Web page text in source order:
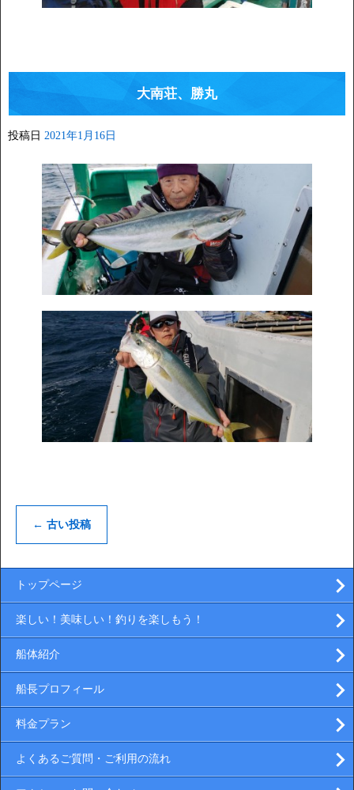
大南荘、勝丸
投稿日 2021年1月16日
← 古い投稿
トップページ
楽しい！美味しい！釣りを楽しもう！
船体紹介
船長プロフィール
料金プラン
よくあるご質問・ご利用の流れ